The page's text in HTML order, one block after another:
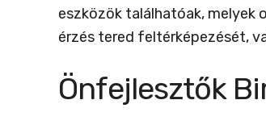
eszközök találhatóak, melyek
érzés tered feltérképezését,
Önfejlesztők